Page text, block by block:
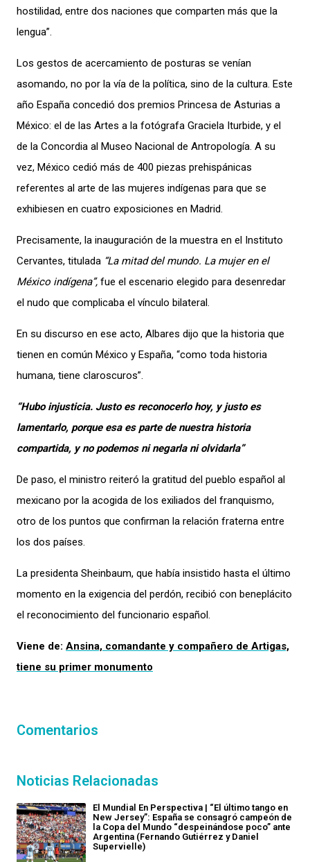
hostilidad, entre dos naciones que comparten más que la
lengua”.
Los gestos de acercamiento de posturas se venían
asomando, no por la vía de la política, sino de la cultura. Este
año España concedió dos premios Princesa de Asturias a
México: el de las Artes a la fotógrafa Graciela Iturbide, y el
de la Concordia al Museo Nacional de Antropología. A su
vez, México cedió más de 400 piezas prehispánicas
referentes al arte de las mujeres indígenas para que se
exhibiesen en cuatro exposiciones en Madrid.
Precisamente, la inauguración de la muestra en el Instituto
Cervantes, titulada “La mitad del mundo. La mujer en el
México indígena”, fue el escenario elegido para desenredar
el nudo que complicaba el vínculo bilateral.
En su discurso en ese acto, Albares dijo que la historia que
tienen en común México y España, “como toda historia
humana, tiene claroscuros”.
“Hubo injusticia. Justo es reconocerlo hoy, y justo es
lamentarlo, porque esa es parte de nuestra historia
compartida, y no podemos ni negarla ni olvidarla”
De paso, el ministro reiteró la gratitud del pueblo español al
mexicano por la acogida de los exiliados del franquismo,
otro de los puntos que confirman la relación fraterna entre
los dos países.
La presidenta Sheinbaum, que había insistido hasta el último
momento en la exigencia del perdón, recibió con beneplácito
el reconocimiento del funcionario español.
Viene de: Ansina, comandante y compañero de Artigas,
tiene su primer monumento
Comentarios
Noticias Relacionadas
El Mundial En Perspectiva | “El último tango en
New Jersey”: España se consagró campeón de
la Copa del Mundo “despeinándose poco” ante
Argentina (Fernando Gutiérrez y Daniel
Supervielle)